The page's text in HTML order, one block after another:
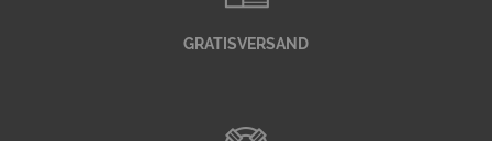
GRATISVERSAND